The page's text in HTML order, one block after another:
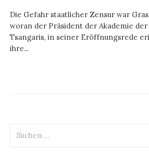
Die Gefahr staatlicher Zensur war
woran der Präsident der Akademie der
Tsangaris, in seiner Eröffnungsrede
ihre...
nach: